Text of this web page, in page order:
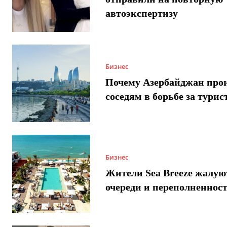
автоэкспертизу
Бизнес
Почему Азербайджан
соседям в борьбе за
Бизнес
Жители Sea Breeze
очереди и